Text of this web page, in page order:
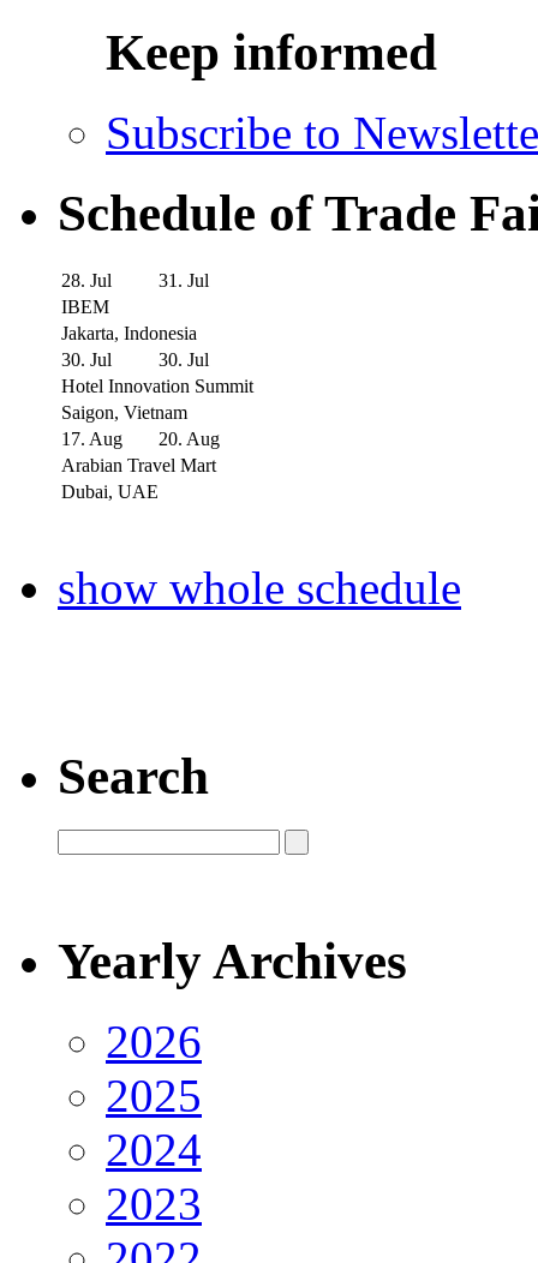
Keep informed
Subscribe to
Schedule of Trade
28. Jul
31. Jul
IBEM
Jakarta, Indonesia
30. Jul
30. Jul
Hotel Innovation Summit
Saigon, Vietnam
17. Aug
20. Aug
Arabian Travel Mart
Dubai, UAE
show whole schedule
Search
Yearly Archives
2026
2025
2024
2023